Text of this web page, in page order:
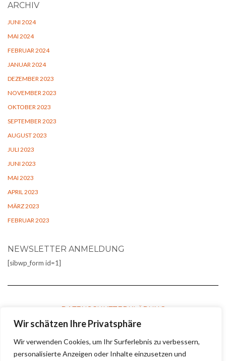
Wir schätzen Ihre Privatsphäre
Wir verwenden Cookies, um Ihr Surferlebnis zu verbessern,
personalisierte Anzeigen oder Inhalte einzusetzen und
ARCHIV
JUNI 2024
MAI 2024
FEBRUAR 2024
JANUAR 2024
DEZEMBER 2023
NOVEMBER 2023
OKTOBER 2023
SEPTEMBER 2023
AUGUST 2023
JULI 2023
JUNI 2023
MAI 2023
APRIL 2023
MÄRZ 2023
FEBRUAR 2023
NEWSLETTER ANMELDUNG
[sibwp_form id=1]
DATENSCHUTZERKLÄRUNG
COOKIE-RICHTLINIE